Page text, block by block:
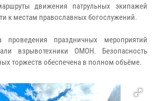
движения патрульных экипажей
к местам православных богослужений.
праздничных мероприятий
взрывотехники ОМОН. Безопасность
торжеств обеспечена в полном объёме.